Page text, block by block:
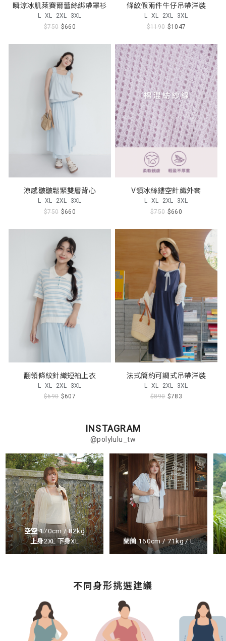
瞬涼冰肌萊賽爾蕾絲綁帶罩衫
L XL 2XL 3XL
$750 $660
條紋假兩件牛仔吊帶洋裝
L XL 2XL 3XL
$1190 $1047
涼感皺皺鬆緊雙層背心
L XL 2XL 3XL
$750 $660
V領冰絲鏤空針織外套
L XL 2XL 3XL
$750 $660
翻領條紋針織短袖上衣
L XL 2XL 3XL
$690 $607
法式簡約可調式吊帶洋裝
L XL 2XL 3XL
$890 $783
INSTAGRAM
@polylulu_tw
空空 170cm / 82kg
上身2XL 下身XL
蘭蘭 160cm / 71kg / L
不同身形挑選建議